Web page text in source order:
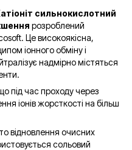
сильнокислотний
розроблений
Це високоякісна,
іонного обміну і
надмірно містяться
під час проходу через
іонів жорсткості на більш
відновлення очисних
сольовий